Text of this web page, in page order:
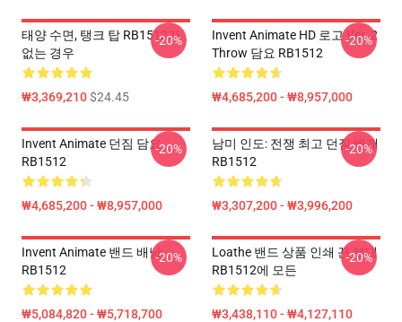
태양 수면, 탱크 탑 RB1512가
없는 경우
₩3,369,210$24.45
-20%
Invent Animate HD 로고 Ver. 2
Throw 담요 RB1512
₩4,685,200 - ₩8,957,000
-20%
Invent Animate 던짐 담요
RB1512
₩4,685,200 - ₩8,957,000
-20%
남미 인도: 전쟁 최고 던짐 베개
RB1512
₩3,307,200 - ₩3,996,200
-20%
Invent Animate 밴드 배낭
RB1512
₩5,084,820 - ₩5,718,700
-20%
Loathe 밴드 상품 인쇄 끈 부대
RB1512에 모든
₩3,438,110 - ₩4,127,110
-20%